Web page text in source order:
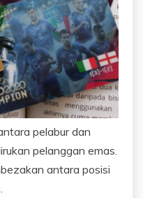
pelabur dan
pelanggan emas.
antara posisi